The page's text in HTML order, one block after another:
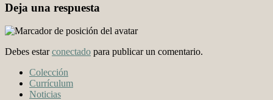
Deja una respuesta
Debes estarconectado para publicar un comentario.
Colección
Currículum
Noticias